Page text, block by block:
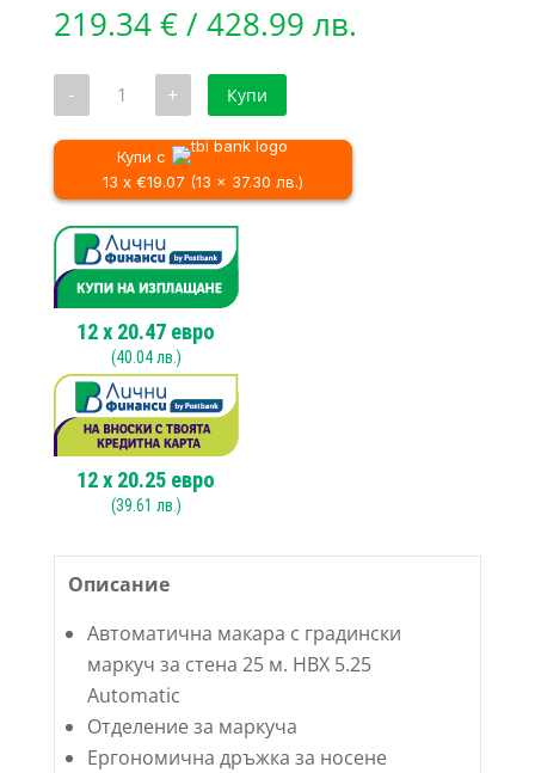
219.34€/ 428.99 лв.
- количество
Автоматична
макара
градински
маркуч
стена
25
м.
HBX
5.25
Automatic
+ Купи
Купи с
13 x €19.07 (13 x 37.30 лв.)
12x 20.47 евро
(40.04лв.)
12x 20.25 евро
(39.61 лв.)
Описание
Автоматична макара с градински
маркуч за стена 25 м. HBX 5.25
Automatic
Отделение за маркуча
Ергономична дръжка за носене